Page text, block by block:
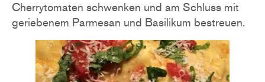
Cherrytomaten schwenken und am Schluss mit
geriebenem Parmesan und Basilikum bestreuen.